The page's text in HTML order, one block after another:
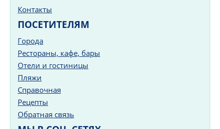
Контакты
ПОСЕТИТЕЛЯМ
Города
Рестораны, кафе, бары
Отели и гостиницы
Пляжи
Справочная
Рецепты
Обратная связь